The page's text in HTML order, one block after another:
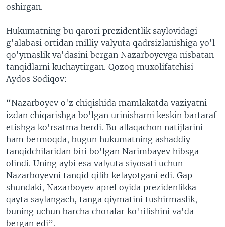
oshirgan.
Hukumatning bu qarori prezidentlik saylovidagi
g'alabasi ortidan milliy valyuta qadrsizlanishiga yo'l
qo'ymaslik va'dasini bergan Nazarboyevga nisbatan
tanqidlarni kuchaytirgan. Qozoq muxolifatchisi
Aydos Sodiqov:
“Nazarboyev o'z chiqishida mamlakatda vaziyatni
izdan chiqarishga bo'lgan urinisharni keskin bartaraf
etishga ko'rsatma berdi. Bu allaqachon natijlarini
ham bermoqda, bugun hukumatning ashaddiy
tanqidchilaridan biri bo'lgan Narimbayev hibsga
olindi. Uning aybi esa valyuta siyosati uchun
Nazarboyevni tanqid qilib kelayotgani edi. Gap
shundaki, Nazarboyev aprel oyida prezidenlikka
qayta saylangach, tanga qiymatini tushirmaslik,
buning uchun barcha choralar ko'rilishini va'da
bergan edi”.